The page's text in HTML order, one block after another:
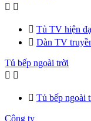
 
 Tủ TV hiện
 Dàn TV
Tủ bếp ngoài trời
 
 Tủ bếp ngoài
Công ty